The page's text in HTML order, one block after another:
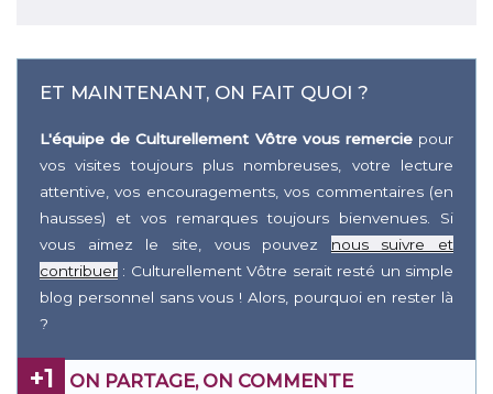
ET MAINTENANT, ON FAIT QUOI ?
L'équipe de Culturellement Vôtre vous remerciepour
vos visites toujours plus nombreuses, votre lecture
attentive, vos encouragements, vos commentaires (en
hausses) et vos remarques toujours bienvenues. Si
vous aimez le site, vous pouvez nous suivre et
contribuer : Culturellement Vôtre serait resté un simple
blog personnel sans vous ! Alors, pourquoi en rester là
?
+1 ON PARTAGE, ON COMMENTE